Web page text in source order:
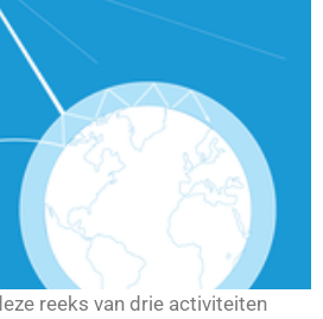
reeks van drie activiteiten